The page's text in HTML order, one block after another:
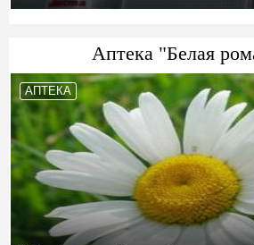
Аптека "Белая
АПТЕКА